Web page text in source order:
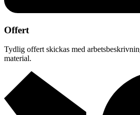
Offert
Tydlig offert skickas med
material.